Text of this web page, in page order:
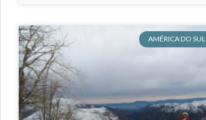
AMÉRICA DO SUL